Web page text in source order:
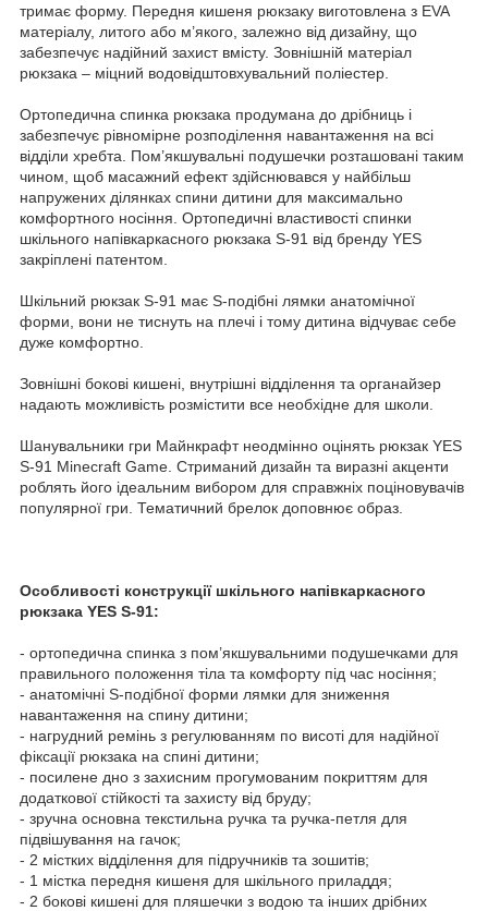
тримає форму. Передня кишеня рюкзаку виготовлена з EVA
матеріалу, литого або м’якого, залежно від дизайну, що
забезпечує надійний захист вмісту. Зовнішній матеріал
рюкзака – міцний водовідштовхувальний поліестер.
Ортопедична спинка рюкзака продумана до дрібниць і
забезпечує рівномірне розподілення навантаження на всі
відділи хребта. Пом’якшувальні подушечки розташовані таким
чином, щоб масажний ефект здійснювався у найбільш
напружених ділянках спини дитини для максимально
комфортного носіння. Ортопедичні властивості спинки
шкільного напівкаркасного рюкзака S-91 від бренду YES
закріплені патентом.
Шкільний рюкзак S-91 має S-подібні лямки анатомічної
форми, вони не тиснуть на плечі і тому дитина відчуває себе
дуже комфортно.
Зовнішні бокові кишені, внутрішні відділення та органайзер
надають можливість розмістити все необхідне для школи.
Шанувальники гри Майнкрафт неодмінно оцінять рюкзак YES
S-91 Minecraft Game. Стриманий дизайн та виразні акценти
роблять його ідеальним вибором для справжніх поціновувачів
популярної гри. Тематичний брелок доповнює образ.
Особливості конструкції шкільного напівкаркасного
рюкзака YES S-91:
- ортопедична спинка з пом’якшувальними подушечками для
правильного положення тіла та комфорту під час носіння;
- анатомічні S-подібної форми лямки для зниження
навантаження на спину дитини;
- нагрудний ремінь з регулюванням по висоті для надійної
фіксації рюкзака на спині дитини;
- посилене дно з захисним прогумованим покриттям для
додаткової стійкості та захисту від бруду;
- зручна основна текстильна ручка та ручка-петля для
підвішування на гачок;
- 2 містких відділення для підручників та зошитів;
- 1 містка передня кишеня для шкільного приладдя;
- 2 бокові кишені для пляшечки з водою та інших дрібних